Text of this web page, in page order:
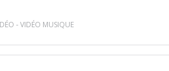
-VIDÉO MUSIQUE